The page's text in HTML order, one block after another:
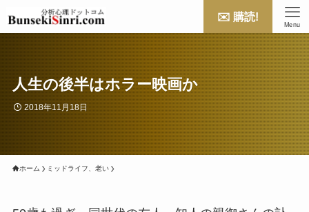
✉️ 購読!
Menu
人生の後半はホラー映画か
2018年11月18日
ホーム ミッドライフ、老い